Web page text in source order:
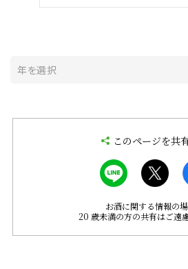
このページを共
お酒に関する情報の場
20 歳未満の方の共有はご遠